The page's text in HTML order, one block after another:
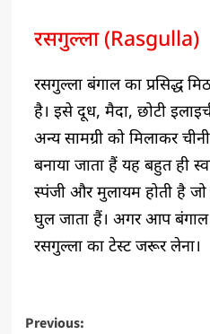
रसगुल्ला (Rasgulla)
रसगुल्ला बंगाल का प्रसिद्ध
है। इसे दूध, मैदा, छोटी
अन्य सामग्री को मिलाकर
बनाया जाता हैं यह बहुत ही
स्पंजी और मुलायम होती है
घुल जाता हैं। अगर आप बंगाल
रसगुल्ला का टेस्ट जरूर लेना।
Previous: